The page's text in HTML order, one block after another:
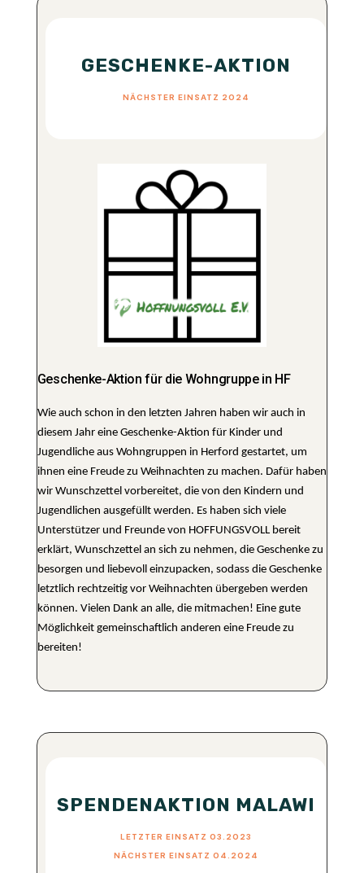
GESCHENKE-AKTION
NÄCHSTER EINSATZ 2024
Geschenke-Aktion für die Wohngruppe in HF
Wie auch schon in den letzten Jahren haben wir auch in
diesem Jahr eine Geschenke-Aktion für Kinder und
Jugendliche aus Wohngruppen in Herford gestartet, um
ihnen eine Freude zu Weihnachten zu machen. Dafür haben
wir Wunschzettel vorbereitet, die von den Kindern und
Jugendlichen ausgefüllt werden. Es haben sich viele
Unterstützer und Freunde von HOFFUNGSVOLL bereit
erklärt, Wunschzettel an sich zu nehmen, die Geschenke zu
besorgen und liebevoll einzupacken, sodass die Geschenke
letztlich rechtzeitig vor Weihnachten übergeben werden
können. Vielen Dank an alle, die mitmachen! Eine gute
Möglichkeit gemeinschaftlich anderen eine Freude zu
bereiten!
SPENDENAKTION MALAWI
LETZTER EINSATZ 03.2023
NÄCHSTER EINSATZ 04.2024